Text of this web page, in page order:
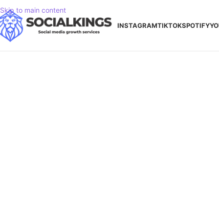
Skip to main content
INSTAGRAMTIKTOKSPOTIFY